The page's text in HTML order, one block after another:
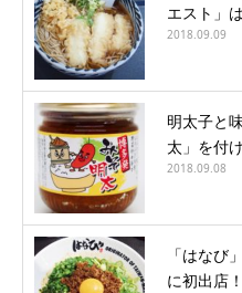
エスト」
2018.09.09
明太子と
太」を付
2018.09.08
「はなび
に初出店